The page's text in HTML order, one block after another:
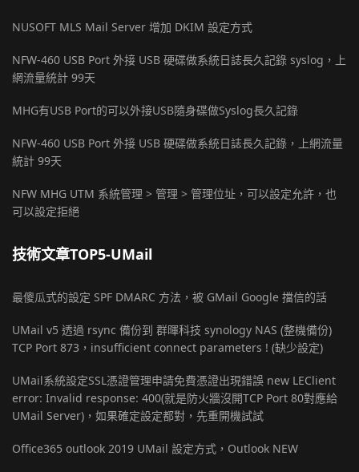
NUSOFT MLS Mail Server 增加 DKIM 設定方式
NFW-460 USB Port 外接 USB 硬碟做系統日誌長久記錄 syslog，上
網流量統計 99天
MHG有USB Port的可以外接USB隨身碟做Syslog長久記錄
NFW-460 USB Port 外接 USB 硬碟做系統日誌長久記錄，上網流量
統計 99天
NFW MHG UTM 系統管理 > 管理 > 管理位址，可以設定允許，也
可以設定拒絕
技術文章TOP5-UMail
最傻瓜式的設定 SPF DMARC 方法，被 GMail Google 擋信的話
UMail v5 透過 rsync 備份到 群暉科技 synology NAS (整機備份)
TCP Port 873，insufficient connect parameters ! (缺少設定)
UMail系統設定SSL憑證管理申請免費憑證出現錯誤 new LEClient
error: Invalid response: 400(就是防火牆沒開TCP Port 80對應給
UMail Server)，如果確定設定都對，先重開機試試
Office365 outlook 2019 UMail 設定方式，Outlook NEW